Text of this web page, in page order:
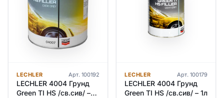
LECHLER Арт. 100192
LECHLER 4004 Грунд
Green TI HS /св.сив/ –
LECHLER Арт. 100179
LECHLER 4004 Грунд
Green TI HS /св.сив/ – 1л